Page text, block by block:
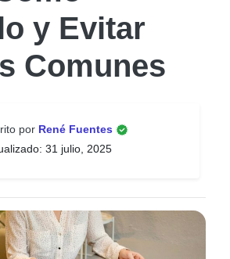
y Evitar
Comunes
por René Fuentes
31 julio, 2025